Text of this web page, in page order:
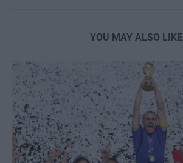
YOU MAY ALSO LIKE